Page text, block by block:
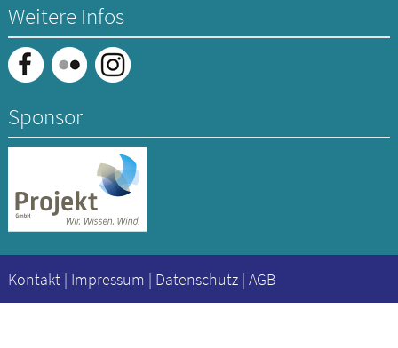
Weitere Infos
Sponsor
Kontakt | Impressum | Datenschutz | AGB